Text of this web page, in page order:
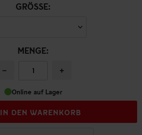
GRÖSSE:
MENGE:
− +
Online auf Lager
IN DEN WARENKORB